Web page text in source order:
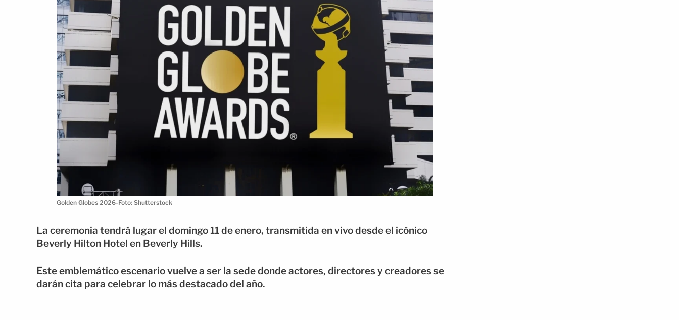
Golden Globes 2026-Foto: Shutterstock
La ceremonia tendrá lugar el domingo 11 de enero, transmitida en vivo desde el icónico
Beverly Hilton Hotel en Beverly Hills.
Este emblemático escenario vuelve a ser la sede donde actores, directores y creadores se
darán cita para celebrar lo más destacado del año.